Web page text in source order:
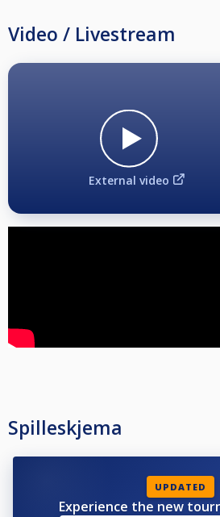
Video / Livestream
External video
Spilleskjema
UPDATED
Experience the new